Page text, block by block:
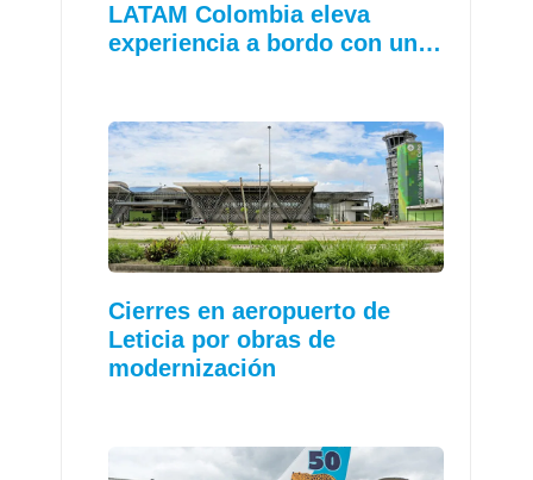
LATAM Colombia eleva
experiencia a bordo con un…
Cierres en aeropuerto de
Leticia por obras de
modernización